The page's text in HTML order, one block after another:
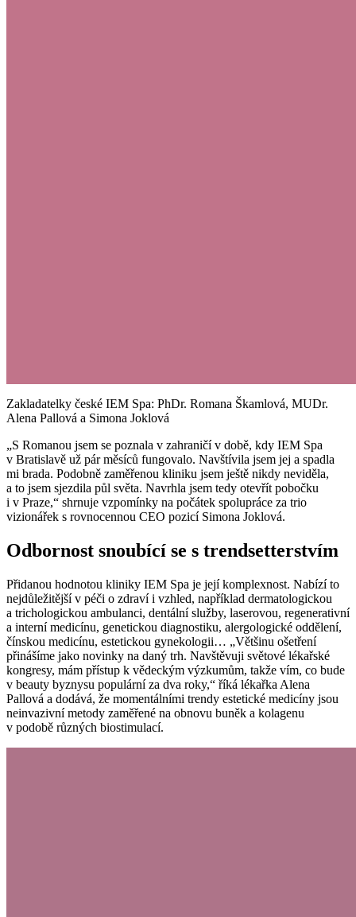
Zakladatelky české IEM Spa: PhDr. Romana Škamlová, MUDr.
Alena Pallová a Simona Joklová
„S Romanou jsem se poznala v zahraničí v době, kdy IEM Spa
v Bratislavě už pár měsíců fungovalo. Navštívila jsem jej a spadla
mi brada. Podobně zaměřenou kliniku jsem ještě nikdy neviděla,
a to jsem sjezdila půl světa. Navrhla jsem tedy otevřít pobočku
i v Praze,“ shrnuje vzpomínky na počátek spolupráce za trio
vizionářek s rovnocennou CEO pozicí Simona Joklová.
Odbornost snoubící se s trendsetterstvím
Přidanou hodnotou kliniky IEM Spa je její komplexnost. Nabízí to
nejdůležitější v péči o zdraví i vzhled, například dermatologickou
a trichologickou ambulanci, dentální služby, laserovou, regenerativní
a interní medicínu, genetickou diagnostiku, alergologické oddělení,
čínskou medicínu, estetickou gynekologii… „Většinu ošetření
přinášíme jako novinky na daný trh. Navštěvuji světové lékařské
kongresy, mám přístup k vědeckým výzkumům, takže vím, co bude
v beauty byznysu populární za dva roky,“ říká lékařka Alena
Pallová a dodává, že momentálními trendy estetické medicíny jsou
neinvazivní metody zaměřené na obnovu buněk a kolagenu
v podobě různých biostimulací.